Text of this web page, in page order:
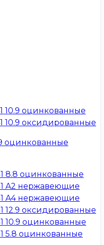
10.9 оцинкованные
10.9 оксидированные
оцинкованные
8.8 оцинкованные
A2 нержавеющие
A4 нержавеющие
12.9 оксидированные
10.9 оцинкованные
5.8 оцинкованные